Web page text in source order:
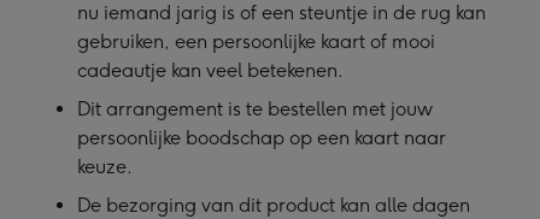
nu iemand jarig is of een steuntje in de rug kan
gebruiken, een persoonlijke kaart of mooi
cadeautje kan veel betekenen.
Dit arrangement is te bestellen met jouw
persoonlijke boodschap op een kaart naar
keuze.
De bezorging van dit product kan alle dagen